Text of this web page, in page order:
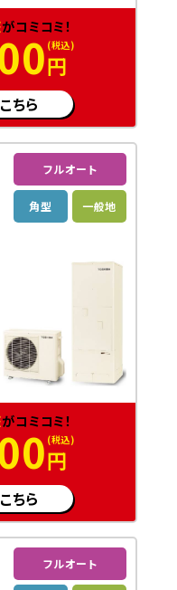
がコミコミ！
円
ちら
フルオート
角型 一般地
がコミコミ！
円
ちら
フルオート